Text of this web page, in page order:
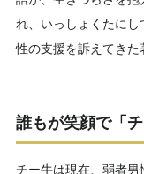
れ、いっしょくたにし
性の支援を訴えてきた
誰もが笑顔で「
チー牛は現在、弱者